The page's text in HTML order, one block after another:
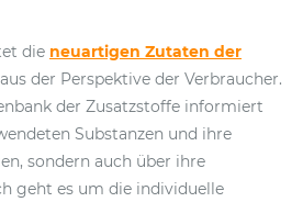
die neuartigen Zutaten der
der Perspektive der Verbraucher.
der Zusatzstoffe informiert
Substanzen und ihre
sondern auch über ihre
geht es um die individuelle